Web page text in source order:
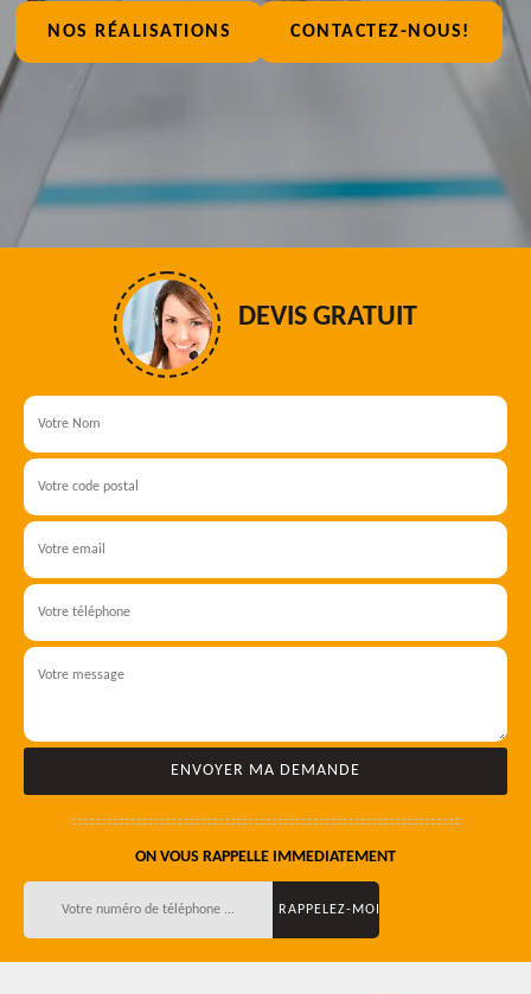
NOS RÉALISATIONS CONTACTEZ-NOUS!
DEVIS GRATUIT
ON VOUS RAPPELLE IMMEDIATEMENT